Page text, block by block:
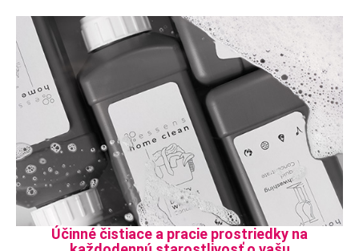
Účinné čistiace a pracie prostriedky na